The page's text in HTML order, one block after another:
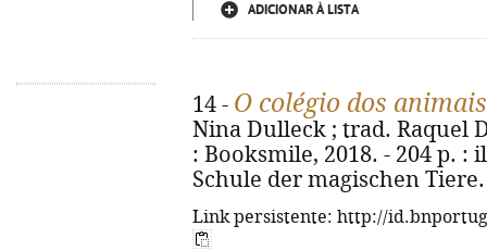
ADICIONAR À LISTA
14 - O colégio dos
Nina Dulleck ; trad. Raquel
: Booksmile, 2018. - 204 p. :
Schule der magischen Tiere.
Link persistente: http://